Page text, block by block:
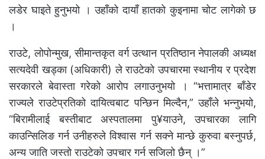
लडेर घाइते हुनुभयो । उहाँको दायाँ हातको कुइनामा चोट लागेको छ
।
राउटे, लोपोन्मुख, सीमान्तकृत वर्ग उत्थान प्रतिष्ठान नेपालकी अध्यक्ष
सत्यदेवी खड्का (अधिकारी) ले राउटेको उपचारमा स्थानीय र प्रदेश
सरकारले बेवास्ता गरेको आरोप लगाउनुभयो । “भत्तामात्र बाँडेर
राज्यले राउटेप्रतिको दायित्वबाट पन्छिन मिल्दैन,” उहाँले भन्नुभयो,
“बिरामीलाई बस्तीबाट अस्पतालमा पु¥याउने, उपचारका लागि
काउन्सिलिङ गर्न उनीहरुले विश्वास गर्न सक्ने मान्छे कुरुवा बस्नुपर्छ,
अन्य जाति जस्तो राउटेको उपचार गर्न सजिलो छैन् ।”